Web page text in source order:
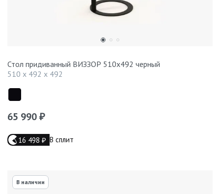
Стол придиванный ВИЗЗОР 510x492 черный
510 x 492 x 492
65 990 ₽
16 498 ₽ В сплит
В наличии